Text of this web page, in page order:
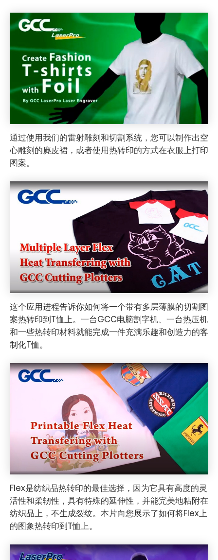
通过使用我们的雷射雕刻和切割系统，您可以制作出空
心雕刻的麂皮裙，或者使用热转印的方式在衣服上打印
图案。
这个应用进程告诉你如何将一个带有多层薄膜的切割图
案热转印到T恤上。一台GCC电脑割字机、一台热压机
和一些热转印材料就能完成一件充满乐趣和创造力的客
制化T恤。
Flex是纺织品热转印的最佳选择，因为它具有高度的灵
活性和柔轫性，具有特殊的延伸性，并能完美地粘附在
纺织品上，不生成裂纹。本片向您展示了如何将Flex上
的图象热转印到T恤上。